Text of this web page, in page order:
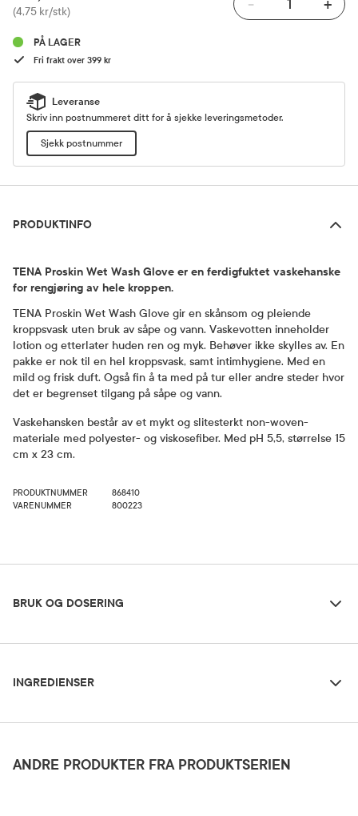
Pris
(4,75 kr/stk) - +
PÅ LAGER
Fri frakt over 399 kr
Leveranse
Skriv inn postnummeret ditt for å sjekke leveringsmetoder.
Sjekk postnummer
PRODUKTINFO
TENA Proskin Wet Wash Glove er en ferdigfuktet vaskehanske
for rengjøring av hele kroppen.
TENA Proskin Wet Wash Glove gir en skånsom og pleiende
kroppsvask uten bruk av såpe og vann. Vaskevotten inneholder
lotion og etterlater huden ren og myk. Behøver ikke skylles av. En
pakke er nok til en hel kroppsvask, samt intimhygiene. Med en
mild og frisk duft. Også fin å ta med på tur eller andre steder hvor
det er begrenset tilgang på såpe og vann.
Vaskehansken består av et mykt og slitesterkt non-woven-
materiale med polyester- og viskosefiber. Med pH 5,5, størrelse 15
cm x 23 cm.
PRODUKTNUMMER
868410
VARENUMMER
800223
BRUK OG DOSERING
Rom (15-25 grader)
INGREDIENSER
ANDRE PRODUKTER FRA PRODUKTSERIEN